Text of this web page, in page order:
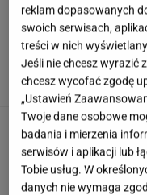
Kwota
do
reklam dopasowanych
swoich serwisach,
treści w nich
Jeśli nie chcesz wyrazić
chcesz wycofać zgodę
„Ustawień
Twoje dane osobowe
badania i mierzenia
serwisów i aplikacji lub
Tobie usług. W
danych nie wymaga